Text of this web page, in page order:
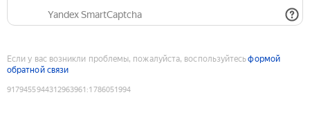
Yandex SmartCaptcha
Если у вас возникли проблемы, пожалуйста, воспользуйтесьформой
обратной связи
9179455944312963961 :1786051994